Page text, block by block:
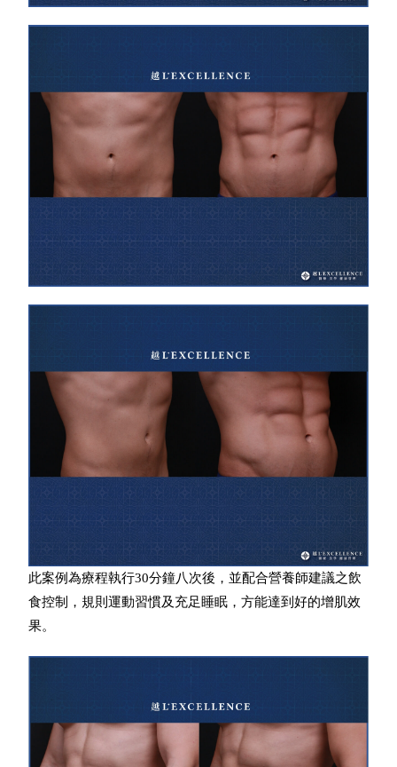
此案例為療程執行30分鐘八次後，並配合營養師建議之飲
食控制，規則運動習慣及充足睡眠，方能達到好的增肌效
果。